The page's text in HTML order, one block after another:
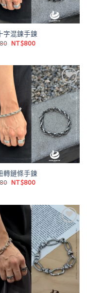
字混鍊手鍊
原
NT$980。
NT$800目
NT$800。
Add to
wishlist
轉鏈條手鍊
原
NT$980。
NT$800目
NT$800。
Add to
wishlist